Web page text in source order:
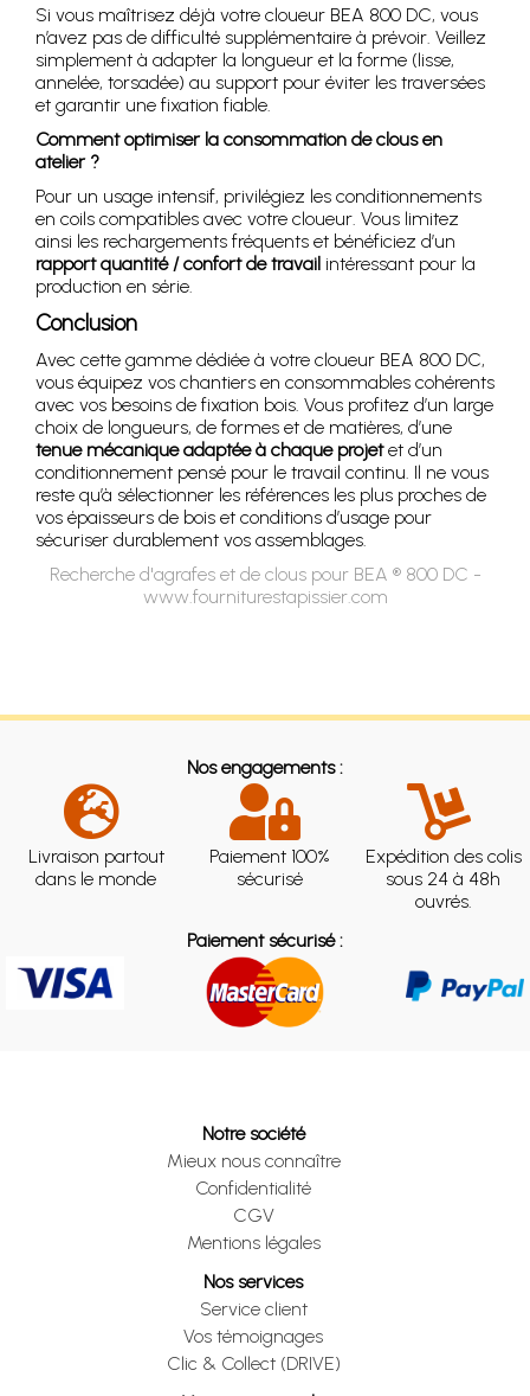
Si vous maîtrisez déjà votre cloueur BEA 800 DC, vous
n’avez pas de difficulté supplémentaire à prévoir. Veillez
simplement à adapter la longueur et la forme (lisse,
annelée, torsadée) au support pour éviter les traversées
et garantir une fixation fiable.
Comment optimiser la consommation de clous en
atelier ?
Pour un usage intensif, privilégiez les conditionnements
en coils compatibles avec votre cloueur. Vous limitez
ainsi les rechargements fréquents et bénéficiez d’un
rapport quantité / confort de travail intéressant pour la
production en série.
Conclusion
Avec cette gamme dédiée à votre cloueur BEA 800 DC,
vous équipez vos chantiers en consommables cohérents
avec vos besoins de fixation bois. Vous profitez d’un large
choix de longueurs, de formes et de matières, d’une
tenue mécanique adaptée à chaque projetet d’un
conditionnement pensé pour le travail continu. Il ne vous
reste qu’à sélectionner les références les plus proches de
vos épaisseurs de bois et conditions d’usage pour
sécuriser durablement vos assemblages.
Recherche d'agrafes et de clous pour BEA ® 800 DC -
www.fourniturestapissier.com
Nos engagements :
Livraison partout
dans le monde
Paiement 100%
sécurisé
Expédition des colis
sous 24 à 48h
ouvrés.
Paiement sécurisé :
Notre société
Mieux nous connaître
Confidentialité
CGV
Mentions légales
Nos services
Service client
Vos témoignages
Clic & Collect (DRIVE)